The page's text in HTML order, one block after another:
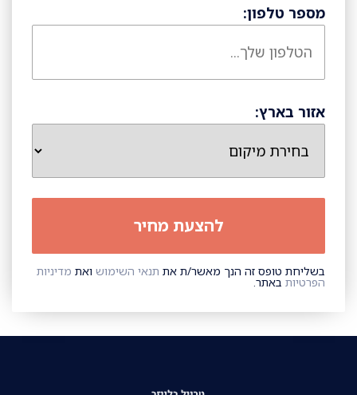
מספר טלפון:
אזור בארץ:
בשליחת טופס זה הנך מאשר/ת את תנאי השימוש ואת מדיניות
הפרטיות באתר.